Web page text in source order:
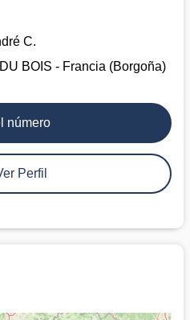
C.
BOIS - Francia (Borgoña)
número
Perfil